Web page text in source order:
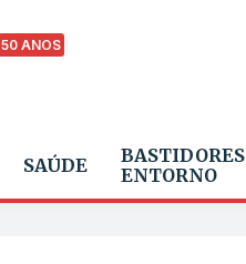
50 ANOS
SAÚDE
BASTIDORES
ENTORNO